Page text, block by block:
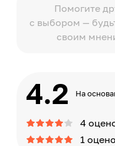
Помогите
с выбором —
своим
4.2 На
4
1